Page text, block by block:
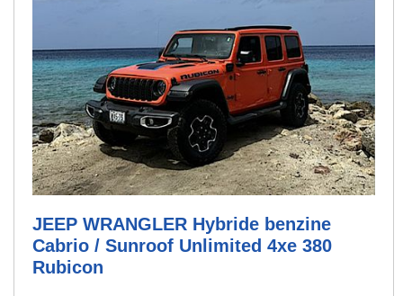
JEEP WRANGLER Hybride benzine
Cabrio / Sunroof Unlimited 4xe 380
Rubicon